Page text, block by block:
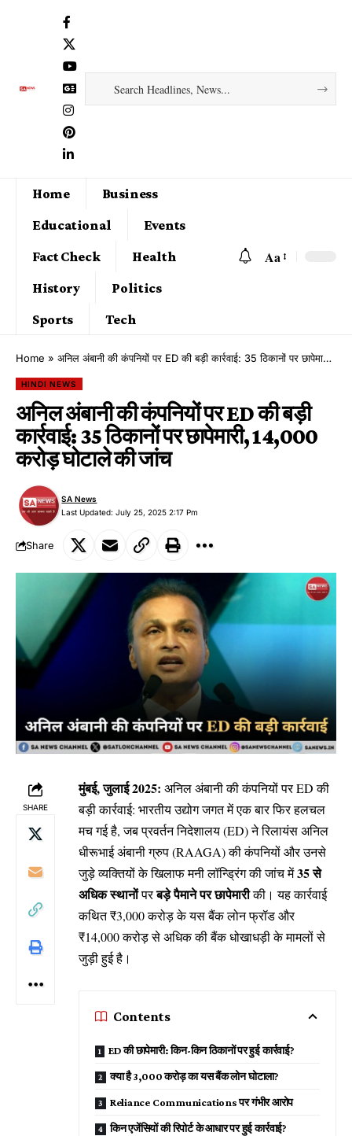
Home
Business
Educational
Events
Fact Check
Health
History
Politics
Sports
Tech
Aa
Home » अनिल अंबानी की कंपनियों पर ED की बड़ी कार्रवाई: 35 ठिकानों पर छापेमारी, ₹14,000 करोड़ घोटाले की जांच
HINDI NEWS
अनिल अंबानी की कंपनियों पर ED की बड़ी
कार्रवाई: 35 ठिकानों पर छापेमारी, ₹14,000
करोड़ घोटाले की जांच
Last Updated: July 25, 2025 2:17 Pm
SA News
Share
SHARE
मुंबई, जुलाई 2025: अनिल अंबानी की कंपनियों पर ED की
बड़ी कार्रवाई: भारतीय उद्योग जगत में एक बार फिर हलचल
मच गई है, जब प्रवर्तन निदेशालय (ED) ने रिलायंस अनिल
धीरूभाई अंबानी ग्रुप (RAAGA) की कंपनियों और उनसे
जुड़े व्यक्तियों के खिलाफ मनी लॉन्ड्रिंग की जांच में35 से
अधिक स्थानोंपरबड़े पैमाने पर छापेमारीकी। यह कार्रवाई
कथित ₹3,000 करोड़ के यस बैंक लोन फ्रॉड और
₹14,000 करोड़ से अधिक की बैंक धोखाधड़ी के मामलों से
जुड़ी हुई है।
Contents
ED की छापेमारी: किन-किन ठिकानों पर हुई कार्रवाई?
क्या है ₹3,000 करोड़ का यस बैंक लोन घोटाला?
Reliance Communications पर गंभीर आरोप
किन एजेंसियों की रिपोर्ट के आधार पर हुई कार्रवाई?